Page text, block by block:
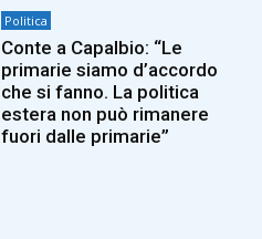
Politica
Conte a Capalbio: “Le
primarie siamo d’accordo
che si fanno. La politica
estera non può rimanere
fuori dalle primarie”